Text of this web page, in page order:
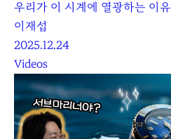
우리가 이 시계에 열광하는 이유
이재섭
2025.12.24
Videos